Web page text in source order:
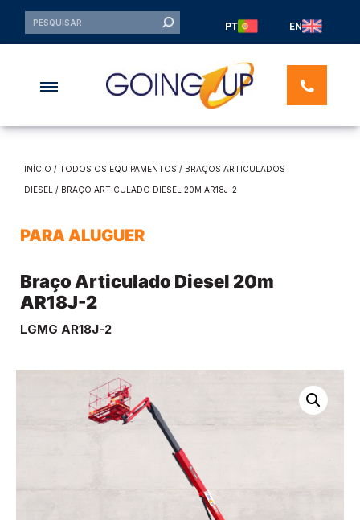
PT EN
INÍCIO / TODOS OS EQUIPAMENTOS / BRAÇOS ARTICULADOS
DIESEL / BRAÇO ARTICULADO DIESEL 20M AR18J-2
PARA ALUGUER
Braço Articulado Diesel 20m
AR18J-2
LGMG AR18J-2